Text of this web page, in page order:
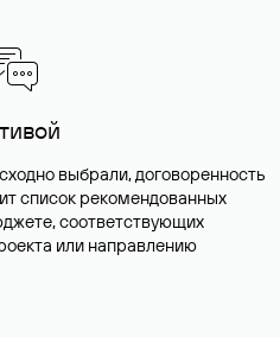
выбрали, договоренность
список рекомендованных
соответствующих
или направлению